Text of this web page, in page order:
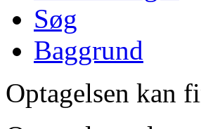
Søg
Baggrund
Optagelsen kan